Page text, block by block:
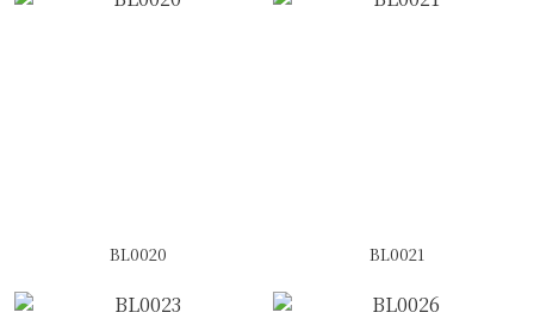
BL0020 BL0021